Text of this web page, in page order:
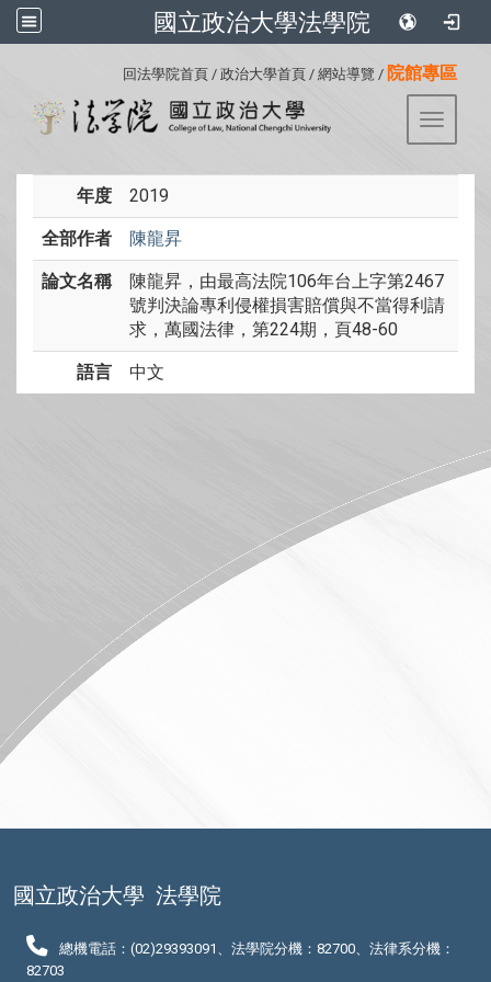
國立政治大學法學院
回法學院首頁 / 政治大學首頁 / 網站導覽 / 院館專區
Toggle
年度 2019
全部作者 陳龍昇
論文名稱
陳龍昇，由最高法院106年台上字第2467
號判決論專利侵權損害賠償與不當得利請
求，萬國法律，第224期，頁48-60
語言 中文
國立政治大學 法學院
總機電話：(02)29393091、法學院分機：82700、法律系分機：
82703